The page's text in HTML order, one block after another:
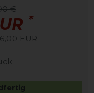
€
*
EUR